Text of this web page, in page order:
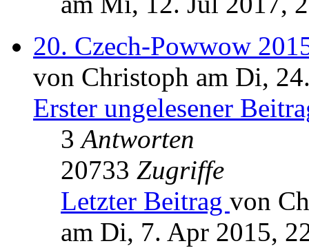
20. Czech-Powwow
von Christoph am Di,
Erster ungelesener
3Antworten
20733 Zugriffe
Letzter Beitrag von
am Di, 7. Apr 2015,